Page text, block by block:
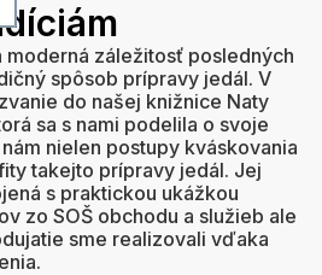
moderná záležitosť posledných
spôsob prípravy jedál. V
do našej knižnice Naty
sa s nami podelila o svoje
nielen postupy kváskovania
takejto prípravy jedál. Jej
s praktickou ukážkou
zo SOŠ obchodu a služieb ale
sme realizovali vďaka